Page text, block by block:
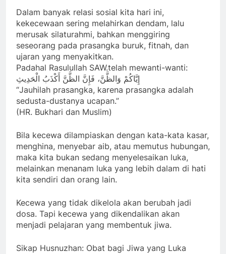
Dalam banyak relasi sosial kita hari ini,
kekecewaan sering melahirkan dendam, lalu
merusak silaturahmi, bahkan menggiring
seseorang pada prasangka buruk, fitnah, dan
ujaran yang menyakitkan.
Padahal Rasulullah SAW.telah mewanti-wanti:
إِيَّاكُمْ وَالظَّنَّ، فَإِنَّ الظَّنَّ أَكْذَبُ الْحَدِيثِ
“Jauhilah prasangka, karena prasangka adalah
sedusta-dustanya ucapan.”
(HR. Bukhari dan Muslim)
Bila kecewa dilampiaskan dengan kata-kata kasar,
menghina, menyebar aib, atau memutus hubungan,
maka kita bukan sedang menyelesaikan luka,
melainkan menanam luka yang lebih dalam di hati
kita sendiri dan orang lain.
Kecewa yang tidak dikelola akan berubah jadi
dosa. Tapi kecewa yang dikendalikan akan
menjadi pelajaran yang membentuk jiwa.
Sikap Husnuzhan: Obat bagi Jiwa yang Luka